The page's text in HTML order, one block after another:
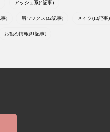
アッシュ系(4記事)
事) 眉ワックス(32記事) メイク(13記事)
お勧め情報(51記事)